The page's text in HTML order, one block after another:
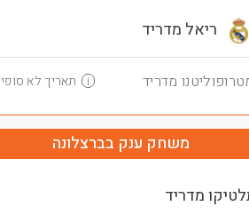
ריאל מדריד
מדריד i תאריך לא סופי
משחק ענק בברצלונה
מדריד